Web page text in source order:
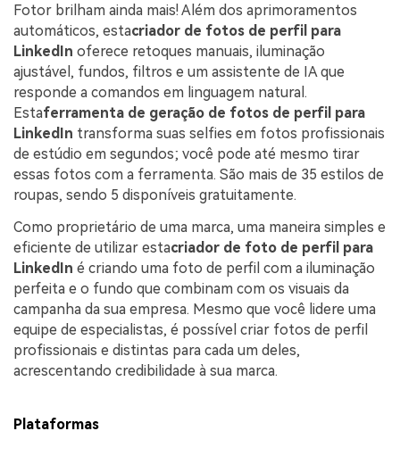
Fotor brilham ainda mais! Além dos aprimoramentos
automáticos, estacriador de fotos de perfil para
LinkedIn oferece retoques manuais, iluminação
ajustável, fundos, filtros e um assistente de IA que
responde a comandos em linguagem natural.
Estaferramenta de geração de fotos de perfil para
LinkedIn transforma suas selfies em fotos profissionais
de estúdio em segundos; você pode até mesmo tirar
essas fotos com a ferramenta. São mais de 35 estilos de
roupas, sendo 5 disponíveis gratuitamente.
Como proprietário de uma marca, uma maneira simples e
eficiente de utilizar estacriador de foto de perfil para
LinkedIn é criando uma foto de perfil com a iluminação
perfeita e o fundo que combinam com os visuais da
campanha da sua empresa. Mesmo que você lidere uma
equipe de especialistas, é possível criar fotos de perfil
profissionais e distintas para cada um deles,
acrescentando credibilidade à sua marca.
Plataformas